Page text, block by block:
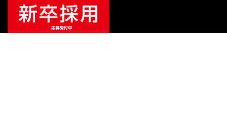
販売価格¥4,070（税込）